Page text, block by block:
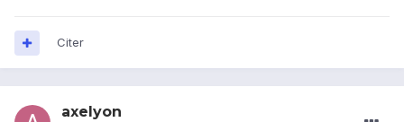
Citer
axelyon